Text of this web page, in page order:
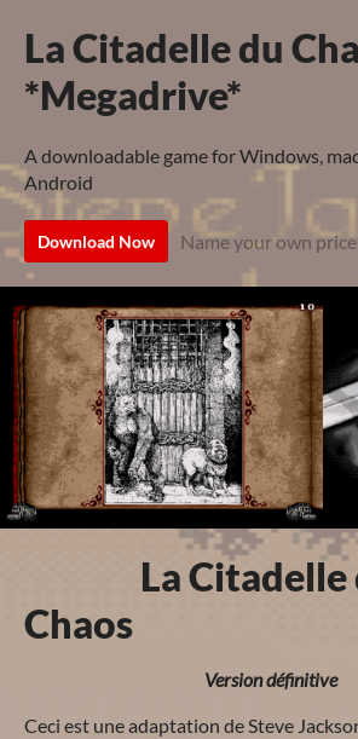
La Citadelle du
*Megadrive*
A downloadable game for Windows,
Android
Download Now Name your own price
La Citadelle
Chaos
Version définitive
Ceci est une adaptation de Steve